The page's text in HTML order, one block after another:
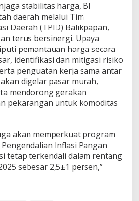
stabilitas harga, BI
daerah melalui Tim
Daerah (TPID) Balikpapan,
terus bersinergi. Upaya
pemantauan harga secara
identifikasi dan mitigasi risiko
penguatan kerja sama antar
digelar pasar murah,
mendorong gerakan
pekarangan untuk komoditas
akan memperkuat program
Inflasi Pangan
tetap terkendali dalam rentang
sebesar 2,5±1 persen,”